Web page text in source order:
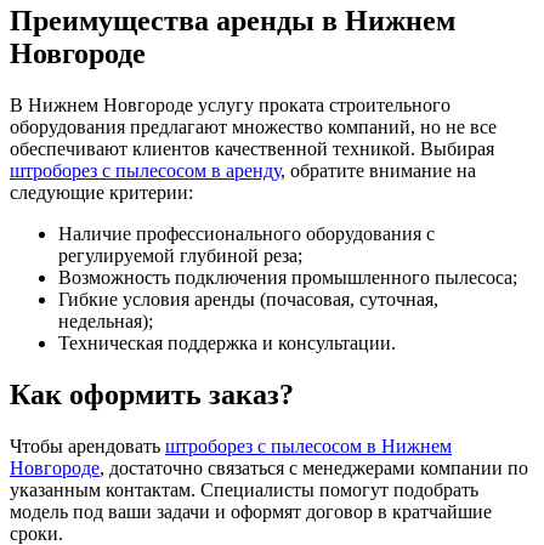
Преимущества аренды в Нижнем
Новгороде
В Нижнем Новгороде услугу проката строительного
оборудования предлагают множество компаний, но не все
обеспечивают клиентов качественной техникой. Выбирая
штроборез с пылесосом в аренду, обратите внимание на
следующие критерии:
Наличие профессионального оборудования с
регулируемой глубиной реза;
Возможность подключения промышленного пылесоса;
Гибкие условия аренды (почасовая, суточная,
недельная);
Техническая поддержка и консультации.
Как оформить заказ?
Чтобы арендовать штроборез с пылесосом в Нижнем
Новгороде, достаточно связаться с менеджерами компании по
указанным контактам. Специалисты помогут подобрать
модель под ваши задачи и оформят договор в кратчайшие
сроки.